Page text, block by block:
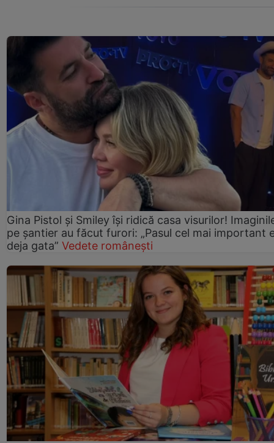
Gina Pistol și Smiley își ridică casa visurilor!
pe șantier au făcut furori: „Pasul cel mai important
deja gata” Vedete românești